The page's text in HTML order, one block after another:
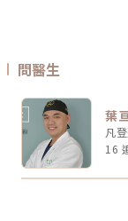
感。不過疼痛感會受
可能會有短暫泛紅、
防初老、改善膚質鬆
已經有明顯輪廓下垂
厚度、脂肪量、鬆弛
能完全取代。電波音
是非常明顯的皮膚鬆
Q5：電波音波多久做
持需求不同，沒有固
果規劃，不建議自己
誰，也不是誰一定比
程，不是找「最紅的
做完會立刻小臉嗎？
刺激皮膚組織緊緻與
得臉比較緊、線條比
「瞬間換臉」而是「
論選無雙電波或鳳凰
哺乳 是否有心律調節
有嚴重皮膚發炎、傷
特殊體質 是否正在服
知醫療院所，即便是
麼保養？電波療程後
暖、烤箱 避免同時疊
問醫生
葉
凡
16